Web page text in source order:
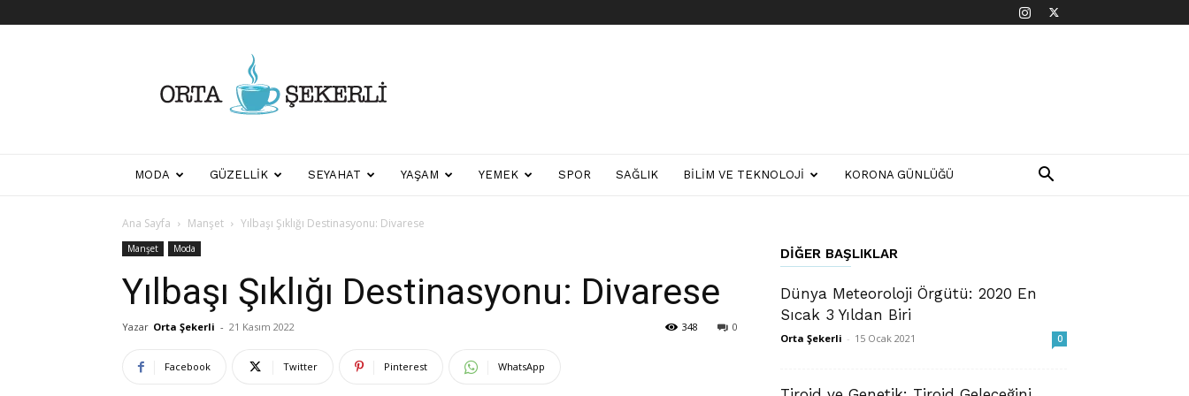
Biraz
Biraz
MODA GÜZELLIK SEYAHAT YAŞAM YEMEK SPOR SAĞLIK BILIM VE TEKNOLOJI KORONA GÜNLÜĞÜ
Ana Sayfa Manşet Yılbaşı Şıklığı Destinasyonu: Divarese
Manşet Moda
Yılbaşı Şıklığı Destinasyonu: Divarese
Yazar Orta Şekerli - 21 Kasım 2022 0
348
Facebook Twitter Pinterest WhatsApp
DIĞER BAŞLIKLAR
Dünya Meteoroloji Örgütü: 2020 En
Sıcak 3 Yıldan Biri
Orta Şekerli - 15 Ocak 2021 0